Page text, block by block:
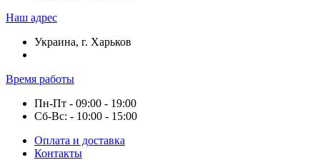
Наш адрес
Украина, г. Харьков
Время работы
Пн-Пт - 09:00 - 19:00
Сб-Вс: - 10:00 - 15:00
Оплата и доставка
Контакты